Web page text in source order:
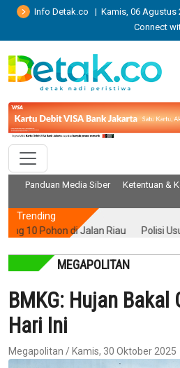
Info Detak.co | Kamis, 06 Agustus
Connect
Panduan Media Siber Ketentuan &
Trending
Pohon di Jalan Riau Polisi Usut
MEGAPOLITAN
BMKG: Hujan
Hari Ini
Megapolitan / Kamis, 30 Oktober 2025